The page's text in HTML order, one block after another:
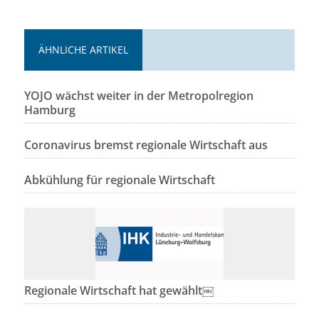
ÄHNLICHE ARTIKEL
YOJO wächst weiter in der Metropolregion
Hamburg
Coronavirus bremst regionale Wirtschaft aus
Abkühlung für regionale Wirtschaft
Regionale Wirtschaft hat gewählt￼